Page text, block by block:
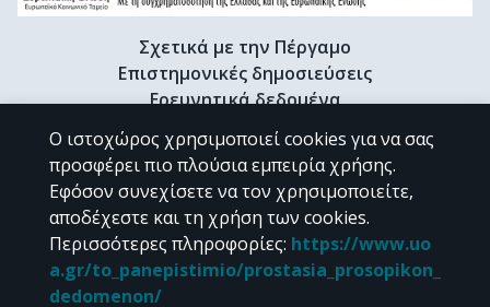
Σχετικά με την Πέργαμο
Επιστημονικές δημοσιεύσεις
Ερευνητικά δεδομένα
Διδακτορικές διατριβές & Γκρίζα βιβλιογραφία
Προφίλ Ερευνητή
CC BY-NC 4.0
Εκτός αν αναφέρεται διαφορετικά, το υλικό της "Περγάμου" διατίθεται
Ο ιστοχώρος χρησιμοποιεί cookies για να σας
προσφέρει πιο πλούσια εμπειρία χρήσης.
Εφόσον συνεχίσετε να τον χρησιμοποιείτε,
αποδέχεστε και τη χρήση των cookies.
Περισσότερες πληροφορίες: https://www.uo
a.gr/to_panepistimio/prostasia_prosopikon_
dedomenon/